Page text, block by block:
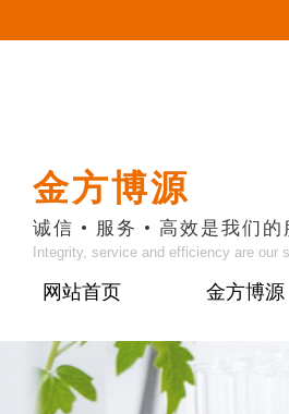
金方博源
诚信 • 服务 • 高效是我们的
Integrity, service and efficiency are our
网站首页 金方博源